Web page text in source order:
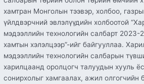
хамтран Монголын тээвэр, холбоо,
үйлдвэрчний эвлэлүүдийн холбоотой
мэдээллийн технологийн салбарт 2023-
хамтын хэлэлцээр”-ийг байгууллаа.
мэдээллийн технологийн салбарын
харилцаанд оролцогч талуудын хууль
сонирхолыг хамгаалах, ажил олгогчийн